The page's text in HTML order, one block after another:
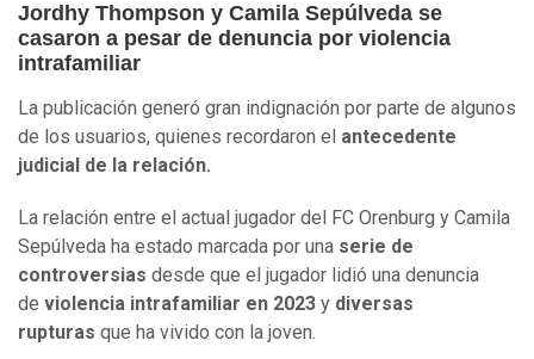
Jordhy Thompson y Camila Sepúlveda se
casaron a pesar de denuncia por violencia
intrafamiliar
La publicación generó gran indignación por parte de algunos
de los usuarios, quienes recordaron el antecedente
judicial de la relación.
La relación entre el actual jugador del FC Orenburg y Camila
Sepúlveda ha estado marcada por una serie de
controversias desde que el jugador lidió una denuncia
de violencia intrafamiliar en 2023 y diversas
rupturas que ha vivido con la joven.